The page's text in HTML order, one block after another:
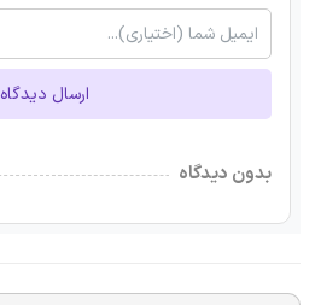
ارسال دیدگاه
بدون دیدگاه